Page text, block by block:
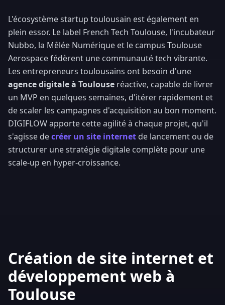
L'écosystème startup toulousain est également en
plein essor. Le label French Tech Toulouse, l'incubateur
Nubbo, la Mêlée Numérique et le campus Toulouse
Aerospace fédèrent une communauté tech vibrante.
Les entrepreneurs toulousains ont besoin d'une
agence digitale à Toulouse réactive, capable de livrer
un MVP en quelques semaines, d'itérer rapidement et
de scaler les campagnes d'acquisition au bon moment.
DIGIFLOW apporte cette agilité à chaque projet, qu'il
s'agisse decréer un site internet de lancement ou de
structurer une stratégie digitale complète pour une
scale-up en hyper-croissance.
Création de site internet et
développement web à
Toulouse